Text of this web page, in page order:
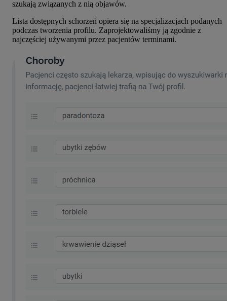
szukają związanych z nią objawów.
Lista dostępnych schorzeń opiera się na specjalizacjach podanych
podczas tworzenia profilu. Zaprojektowaliśmy ją zgodnie z
najczęściej używanymi przez pacjentów terminami.